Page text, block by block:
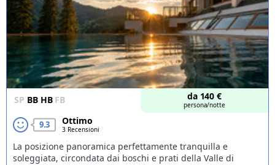
SP BB HB FB da 140 €
persona/notte
9.3 Ottimo
3 Recensioni
La posizione panoramica perfettamente tranquilla e
soleggiata, circondata dai boschi e prati della Valle di